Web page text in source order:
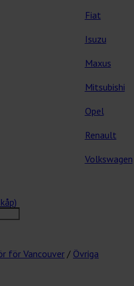
Fiat
Isuzu
Maxus
Mitsubishi
Opel
Renault
Volkswagen
för Vancouver / Övriga